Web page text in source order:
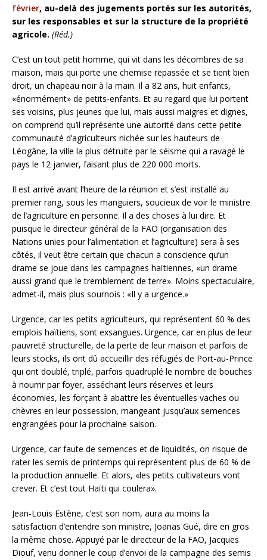
février, au-delà des jugements portés sur les autorités,
sur les responsables et sur la structure de la propriété
agricole. (Réd.)
C’est un tout petit homme, qui vit dans les décombres de sa
maison, mais qui porte une chemise repassée et se tient bien
droit, un chapeau noir à la main. Il a 82 ans, huit enfants,
«énormément» de petits-enfants. Et au regard que lui portent
ses voisins, plus jeunes que lui, mais aussi maigres et dignes,
on comprend qu’il représente une autorité dans cette petite
communauté d’agriculteurs nichée sur les hauteurs de
Léogâne, la ville la plus détruite par le séisme qui a ravagé le
pays le 12 janvier, faisant plus de 220 000 morts.
Il est arrivé avant l’heure de la réunion et s’est installé au
premier rang, sous les manguiers, soucieux de voir le ministre
de l’agriculture en personne. Il a des choses à lui dire. Et
puisque le directeur général de la FAO (organisation des
Nations unies pour l’alimentation et l’agriculture) sera à ses
côtés, il veut être certain que chacun a conscience qu’un
drame se joue dans les campagnes haïtiennes, «un drame
aussi grand que le tremblement de terre». Moins spectaculaire,
admet-il, mais plus sournois : «Il y a urgence.»
Urgence, car les petits agriculteurs, qui représentent 60 % des
emplois haïtiens, sont exsangues. Urgence, car en plus de leur
pauvreté structurelle, de la perte de leur maison et parfois de
leurs stocks, ils ont dû accueillir des réfugiés de Port-au-Prince
qui ont doublé, triplé, parfois quadruplé le nombre de bouches
à nourrir par foyer, asséchant leurs réserves et leurs
économies, les forçant à abattre les éventuelles vaches ou
chèvres en leur possession, mangeant jusqu’aux semences
engrangées pour la prochaine saison.
Urgence, car faute de semences et de liquidités, on risque de
rater les semis de printemps qui représentent plus de 60 % de
la production annuelle. Et alors, «les petits cultivateurs vont
crever. Et c’est tout Haïti qui coulera».
Jean-Louis Estène, c’est son nom, aura au moins la
satisfaction d’entendre son ministre, Joanas Gué, dire en gros
la même chose. Appuyé par le directeur de la FAO, Jacques
Diouf, venu donner le coup d’envoi de la campagne des semis